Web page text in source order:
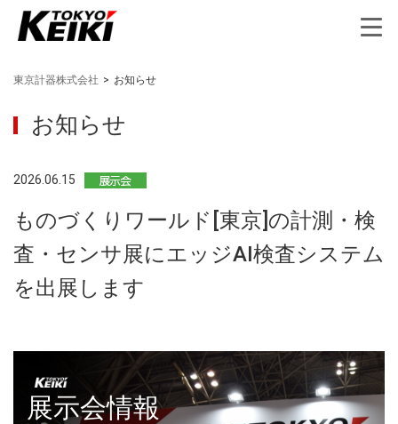
東京計器株式会社 > お知らせ
お知らせ
2026.06.15
ものづくりワールド[東京]の計測・検
査・センサ展にエッジAI検査システム
を出展します
展示会情報